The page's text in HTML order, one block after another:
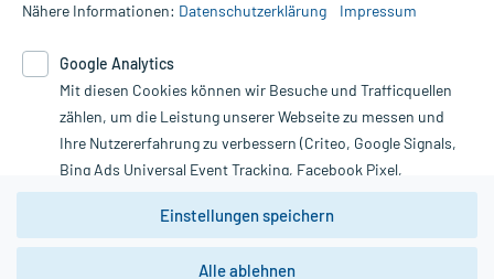
die Untersuchung und Behandlung durch einen Arzt. Bitte
Therapien eingeleitet werden können. | Diese Webseite benutzt
Google Analytics. Lesen Sie bitte dazu die wichtigen Hinweise in
unserer Datenschutzerklärung. Für den Widerruf einer Bestellung
nutzen Sie das Formular:
Vertrag widerrufen
*Hinweise zu unseren Aktionen und Bewertungen
Nähere Informationen: Datenschutzerklärung Impressum
Google Analytics
Mit diesen Cookies können wir Besuche und Trafficquellen
zählen, um die Leistung unserer Webseite zu messen und
Ihre Nutzererfahrung zu verbessern (Criteo, Google Signals,
Bing Ads Universal Event Tracking, Facebook Pixel,
Youtube-Social Plugin).
Wir weisen darauf hin, dass die
zwingend den Europäischen Anforderungen gem. EU-
Einstellungen speichern
Alle ablehnen